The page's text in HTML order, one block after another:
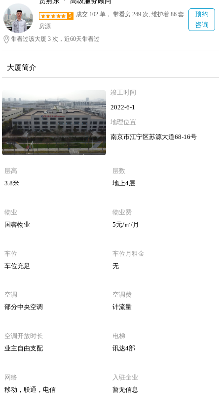
5
成交 102 单， 带看房 249 次, 维护着 86 套
房源
预约
咨询
带看过该大厦 3 次，近60天带看过
大厦简介
竣工时间
2022-6-1
地理位置
南京市江宁区苏源大道68-16号
层高
3.8米
层数
地上4层
物业
国睿物业
物业费
5元/㎡/月
车位
车位充足
车位月租金
无
空调
部分中央空调
空调费
计流量
空调开放时长
业主自由支配
电梯
讯达4部
网络
移动，联通，电信
入驻企业
暂无信息